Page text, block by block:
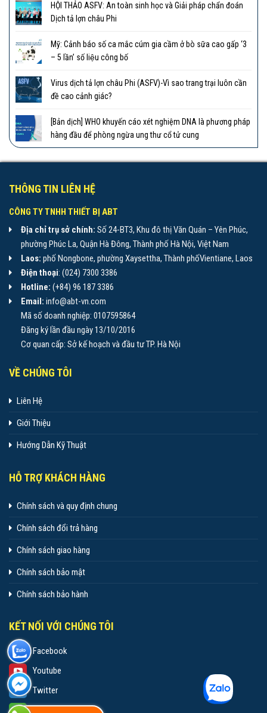
HỘI THẢO ASFV: An toàn sinh học và Giải pháp chẩn đoán
Dịch tả lợn châu Phi
Mỹ: Cảnh báo số ca mắc cúm gia cầm ở bò sữa cao gấp ‘3
– 5 lần’ số liệu công bố
Virus dịch tả lợn châu Phi (ASFV)-Vì sao trang trại luôn cần
đề cao cảnh giác?
[Bản dịch] WHO khuyến cáo xét nghiệm DNA là phương pháp
hàng đầu để phòng ngừa ung thư cổ tử cung
THÔNG TIN LIÊN HỆ
CÔNG TY TNHH THIẾT BỊ ABT
Địa chỉ trụ sở chính: Số 24-BT3, Khu đô thị Văn Quán – Yên Phúc,
phường Phúc La, Quận Hà Đông, Thành phố Hà Nội, Việt Nam
Laos: phố Nongbone, phường Xaysettha, Thành phốVientiane, Laos
Điện thoại: (024) 7300 3386
Hotline: (+84) 96 187 3386
Email: info@abt-vn.com
Mã số doanh nghiệp: 0107595864
Đăng ký lần đầu ngày 13/10/2016
Cơ quan cấp: Sở kế hoạch và đầu tư TP. Hà Nội
VỀ CHÚNG TÔI
Liên Hệ
Giới Thiệu
Hướng Dẫn Kỹ Thuật
HỖ TRỢ KHÁCH HÀNG
Chính sách và quy định chung
Chính sách đổi trả hàng
Chính sách giao hàng
Chính sách bảo mật
Chính sách bảo hành
KẾT NỐI VỚI CHÚNG TÔI
Facebook
Youtube
Twitter
Wechat